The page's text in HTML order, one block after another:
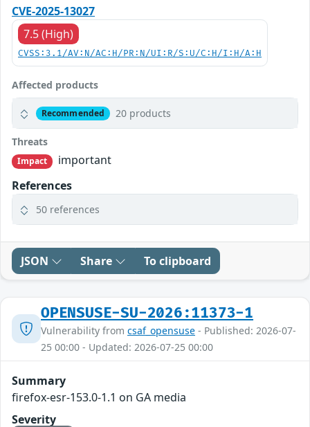
CVE-2025-13027
7.5 (High)
CVSS:3.1/AV:N/AC:H/PR:N/UI:R/S:U/C:H/I:H/A:H
Affected products
Recommended 20 products
Threats
Impact
important
References
50 references
JSON Share To clipboard
OPENSUSE-SU-2026:11373-1
Vulnerability from csaf_opensuse - Published: 2026-07-
25 00:00 - Updated: 2026-07-25 00:00
Summary
firefox-esr-153.0-1.1 on GA media
Severity